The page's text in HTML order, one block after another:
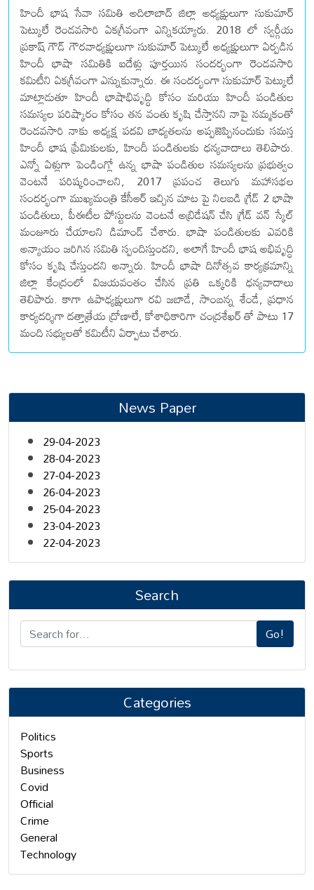
హిందీ భాష సేవా సమితి అదిలాబాద్ జిల్లా అధ్యక్షులుగా సుకుమార్
పెట్కులే రెండవసారి ఏకగ్రీవంగా ఎన్నికయ్యారు. 2018 లో స్వర్గీయ
ప్రకాష్ గౌడ్ గౌరవాధ్యక్షులుగా సుకుమార్ పెట్కులే అధ్యక్షులుగా ఏర్పడిన
హిందీ భాషా సమితికి ఐదేళ్లు పూర్తయిన సందర్భంగా రెండవసారి
కమిటీని ఏకగ్రీవంగా ఎన్నుకున్నారు. ఈ సందర్భంగా సుకుమార్ పెట్కులే
మాట్లాడుతూ హిందీ భాషాభివృద్ధి కోసం మరియు హిందీ పండితుల
సమస్యల పరిష్కారం కోసం తన వంతు కృషి చేస్తానని నాపై నమ్మకంతో
రెండవసారి నాకు అధ్యక్ష పదవి బాధ్యతలను అప్పజెప్పినందుకు సమస్త
హిందీ భాష ప్రేమికులకు, హిందీ పండితులకు ధన్యవాదాలు తెలిపారు.
ఎన్నో ఏళ్లుగా పెండింగ్లో ఉన్న భాషా పండితుల సమస్యలను ప్రభుత్వం
వెంటనే పరిష్కరించాలని, 2017 ప్రపంచ తెలుగు మహాసభల
సందర్భంగా ముఖ్యమంత్రి కేసీఆర్ ఇచ్చిన మాట పై నిలబడి గ్రేడ్ 2 భాషా
పండితులు, పీఈటీల పోస్టులను వెంటనే అబ్రిడేషన్ చేసి గ్రేడ్ వన్ స్కేల్
మంజూరు చేయాలని డిమాండ్ చేశారు. భాషా పండితులకు ఎవరికి
అన్యాయం జరిగిన సమితి స్పందిస్తుందని, అలాగే హిందీ భాష అభివృద్ధి
కోసం కృషి చేస్తుందని అన్నారు. హిందీ భాషా దినోత్సవ కార్యక్రమాన్ని
జిల్లా కేంద్రంలో విజయవంతం చేసిన ప్రతి ఒక్కరికి ధన్యవాదాలు
తెలిపారు. కాగా ఉపాధ్యక్షులుగా రవి జబాడే, సాంబన్న శేండే, ప్రధాన
కార్యదర్శిగా దత్తాత్రేయ ద్రోణాలే, కోశాధికారిగా చంద్రశేఖర్ తో పాటు 17
మంది సభ్యులతో కమిటీని ఏర్పాటు చేశారు.
News Paper
29-04-2023
28-04-2023
27-04-2023
26-04-2023
25-04-2023
23-04-2023
22-04-2023
Search
Go!
Categories
Politics
Sports
Business
Covid
Official
Crime
General
Technology